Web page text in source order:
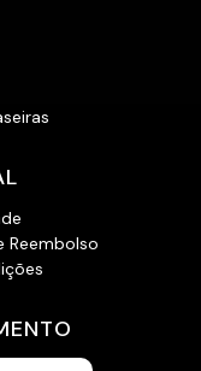
Reembolso